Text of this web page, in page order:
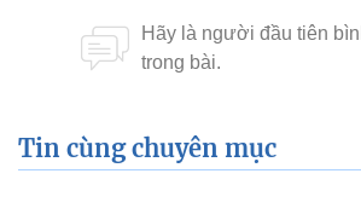
Tin cùng chuyên mục